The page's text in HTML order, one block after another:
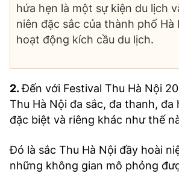
hứa hẹn là một sự kiện du lịch
niên đặc sắc của thành phố Hà
hoạt động kích cầu du lịch.
2.Đến với Festival Thu Hà Nội
Thu Hà Nội đa sắc, đa thanh, đa
đặc biệt và riêng khác như thế
Đó là sắc Thu Hà Nội đầy hoài
những không gian mô phỏng